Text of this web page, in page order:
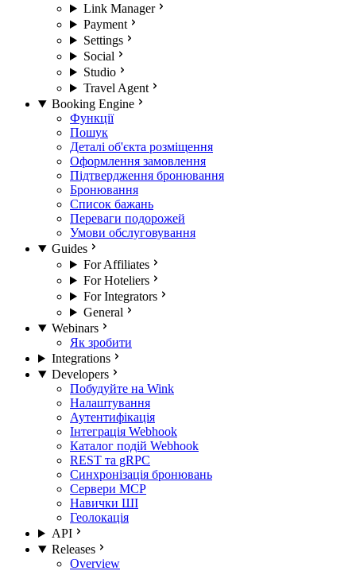
Link Manager
Payment
Settings
Social
Studio
Travel Agent
Booking Engine
Функції
Пошук
Деталі об'єкта розміщення
Оформлення замовлення
Підтвердження бронювання
Бронювання
Список бажань
Переваги подорожей
Умови обслуговування
Guides
For Affiliates
For Hoteliers
For Integrators
General
Webinars
Як зробити
Integrations
Developers
Побудуйте на Wink
Налаштування
Аутентифікація
Інтеграція Webhook
Каталог подій Webhook
REST та gRPC
Синхронізація бронювань
Сервери MCP
Навички ШІ
Геолокація
API
Releases
Overview